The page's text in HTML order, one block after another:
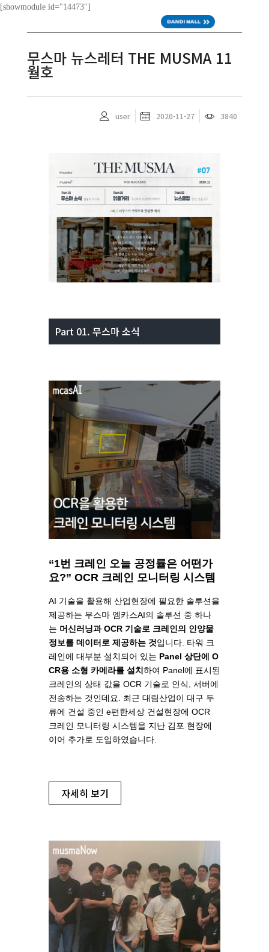
[showmodule id="14473"]
무스마 뉴스레터 THE MUSMA 11
월호
user 2020-11-27 3840
Part 01. 무스마 소식
“1번 크레인 오늘 공정률은 어떤가
요?” OCR 크레인 모니터링 시스템
AI 기술을 활용해 산업현장에 필요한 솔루션을
제공하는 무스마 엠카스AI의 솔루션 중 하나
는 머신러닝과 OCR 기술로 크레인의 인양물
정보를 데이터로 제공하는 것입니다. 타워 크
레인에 대부분 설치되어 있는 Panel 상단에 O
CR용 소형 카메라를 설치 하여 Panel에 표시된
크레인의 상태 값을 OCR 기술로 인식, 서버에
전송하는 것인데요.
최근 대림산업이 대구 두
류에 건설 중인 e편한세상 건설현장에 OCR
크레인 모니터링 시스템을 지난 김포 현장에
이어 추가로 도입하였습니다.
자세히 보기